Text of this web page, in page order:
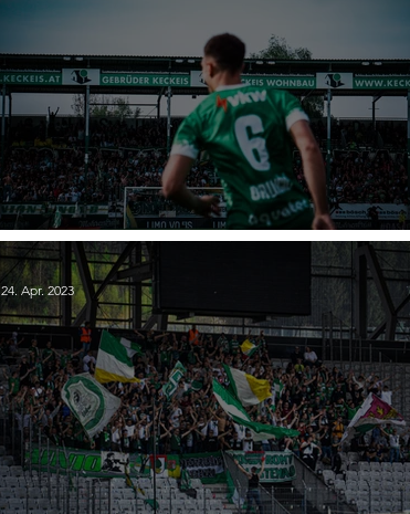
28. SC Austria Lustenau - SV Ried
24. Apr. 2023